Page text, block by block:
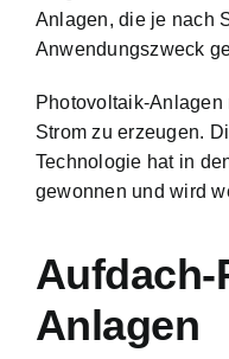
Anlagen, die je nach
Anwendungszweck
Photovoltaik-
Strom zu erzeugen.
Technologie hat in
gewonnen und wird
Anlagen